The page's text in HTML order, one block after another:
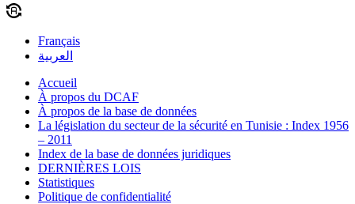
Français
العربية
Accueil
À propos du DCAF
À propos de la base de données
La législation du secteur de la sécurité en Tunisie : Index 1956
– 2011
Index de la base de données juridiques
DERNIÈRES LOIS
Statistiques
Politique de confidentialité